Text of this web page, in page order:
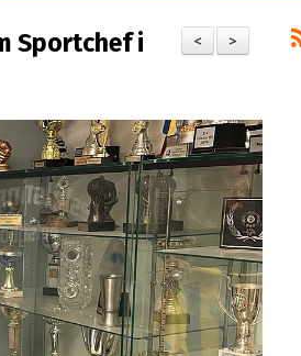
>
<
Sportchef i